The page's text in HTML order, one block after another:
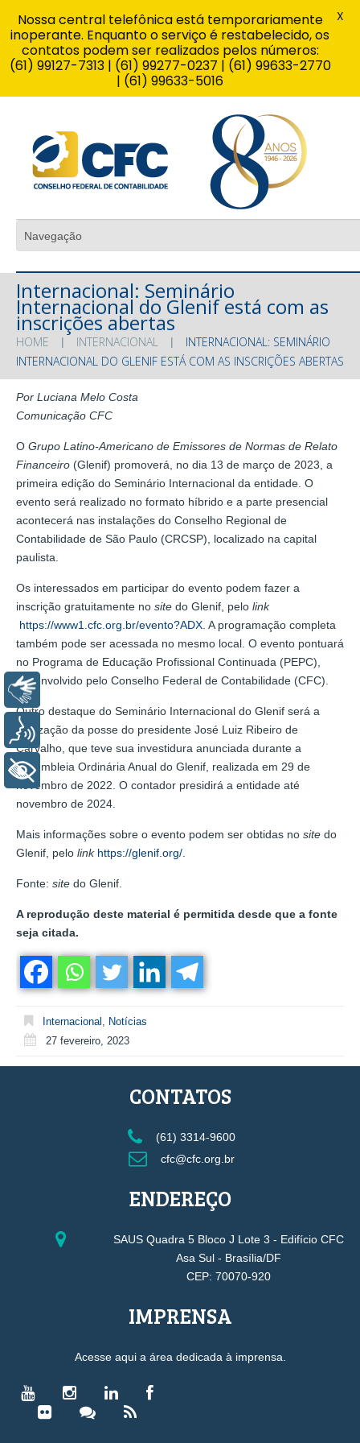
Internacional: Seminário
Internacional do Glenif está com as
inscrições abertas
HOME INTERNACIONAL
INTERNACIONAL: SEMINÁRIO
INTERNACIONAL DO GLENIF ESTÁ COM AS INSCRIÇÕES ABERTAS
Por Luciana Melo Costa
Comunicação CFC
O Grupo Latino-Americano de Emissores de Normas de Relato
Financeiro (Glenif) promoverá, no dia 13 de março de 2023, a
primeira edição do Seminário Internacional da entidade. O
evento será realizado no formato híbrido e a parte presencial
acontecerá nas instalações do Conselho Regional de
Contabilidade de São Paulo (CRCSP), localizado na capital
paulista.
Os interessados em participar do evento podem fazer a
inscrição gratuitamente no site do Glenif, pelo link
https://www1.cfc.org.br/evento?ADX . A programação completa
também pode ser acessada no mesmo local. O evento pontuará
no Programa de Educação Profissional Continuada (PEPC),
desenvolvido pelo Conselho Federal de Contabilidade (CFC).
Outro destaque do Seminário Internacional do Glenif será a
realização da posse do presidente José Luiz Ribeiro de
Carvalho, que teve sua investidura anunciada durante a
Assembleia Ordinária Anual do Glenif, realizada em 29 de
novembro de 2022. O contador presidirá a entidade até
novembro de 2024.
Mais informações sobre o evento podem ser obtidas no site do
Glenif, pelo link https://glenif.org/
Fonte: site do Glenif.
A reprodução deste material é permitida desde que a fonte
seja citada.
Internacional
Notícias
27 fevereiro, 2023
CONTATOS
(61) 3314-9600
cfc@cfc.org.br
ENDEREÇO
SAUS Quadra 5 Bloco J Lote 3 - Edifício CFC
Asa Sul - Brasília/DF
CEP: 70070-920
IMPRENSA
Acesse aqui a área dedicada à imprensa.
Nossa central telefônica está temporariamente
inoperante. Enquanto o serviço é restabelecido, os
contatos podem ser realizados pelos números:
(61) 99127-7313 | (61) 99277-0237 | (61) 99633-2770
| (61) 99633-5016
X
Libras
Voz
+ Acessibilidade